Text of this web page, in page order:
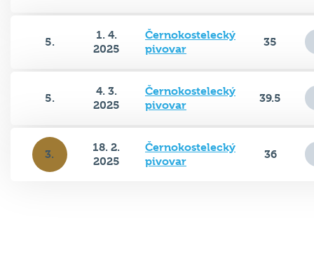
5.
1. 4.
2025
Černokostelecký
pivovar
35
5.
4. 3.
2025
Černokostelecký
pivovar
39.5
3.
18. 2.
2025
Černokostelecký
pivovar
36